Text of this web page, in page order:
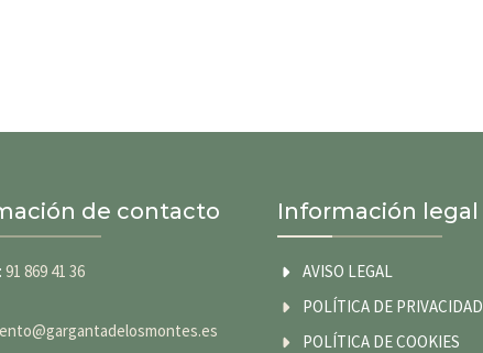
de contacto
91 869 41 36
Información legal
AVISO LEGAL
POLÍTICA DE PRIVACIDAD
POLÍTICA DE COOKIES